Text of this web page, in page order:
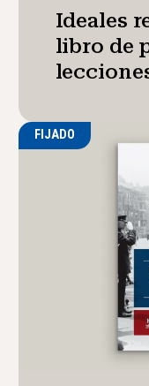
Ideales
libro de
FIJADO